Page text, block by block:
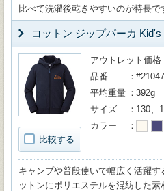
比べて洗濯後乾きやすいのが特長で
コットン ジップパーカ Kid's
比較する
アウトレット価格
品番
平均重量
392g
サイズ
130、
カラー
キャンプや普段使いで幅広く活躍
ットンにポリエステルを混紡した